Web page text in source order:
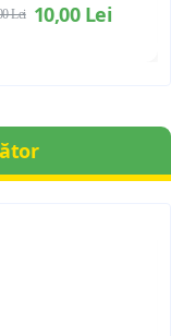
10,00 Lei
Lei